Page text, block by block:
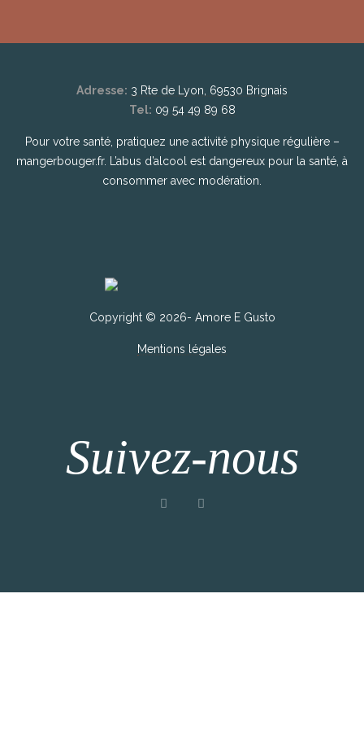
Adresse: 3 Rte de Lyon, 69530 Brignais
Tel: 09 54 49 89 68
Pour votre santé, pratiquez une activité physique régulière –
mangerbouger.fr. L’abus d’alcool est dangereux pour la santé, à
consommer avec modération.
Copyright © 2026- Amore E Gusto
Mentions légales
Suivez-nous